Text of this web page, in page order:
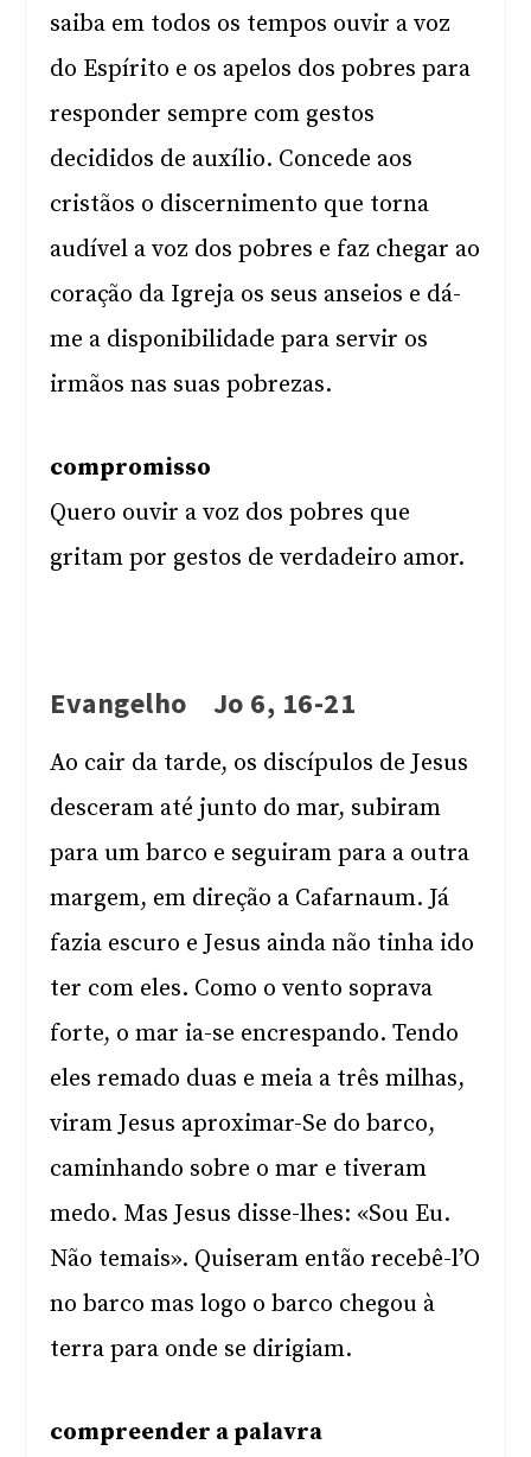
saiba em todos os tempos ouvir a voz
do Espírito e os apelos dos pobres para
responder sempre com gestos
decididos de auxílio. Concede aos
cristãos o discernimento que torna
audível a voz dos pobres e faz chegar ao
coração da Igreja os seus anseios e dá-
me a disponibilidade para servir os
irmãos nas suas pobrezas.
compromisso
Quero ouvir a voz dos pobres que
gritam por gestos de verdadeiro amor.
Evangelho Jo 6, 16-21
Ao cair da tarde, os discípulos de Jesus
desceram até junto do mar, subiram
para um barco e seguiram para a outra
margem, em direção a Cafarnaum. Já
fazia escuro e Jesus ainda não tinha ido
ter com eles. Como o vento soprava
forte, o mar ia-se encrespando. Tendo
eles remado duas e meia a três milhas,
viram Jesus aproximar-Se do barco,
caminhando sobre o mar e tiveram
medo. Mas Jesus disse-lhes: «Sou Eu.
Não temais». Quiseram então recebê-l’O
no barco mas logo o barco chegou à
terra para onde se dirigiam.
compreender a palavra